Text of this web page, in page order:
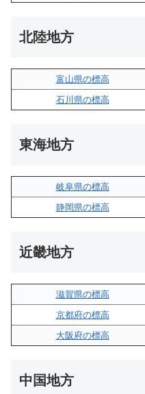
北陸地方
富山県の標高
石川県の標高
東海地方
岐阜県の標高
静岡県の標高
近畿地方
滋賀県の標高
京都府の標高
大阪府の標高
中国地方